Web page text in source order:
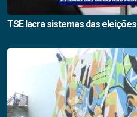
TSE lacra sistemas das eleições